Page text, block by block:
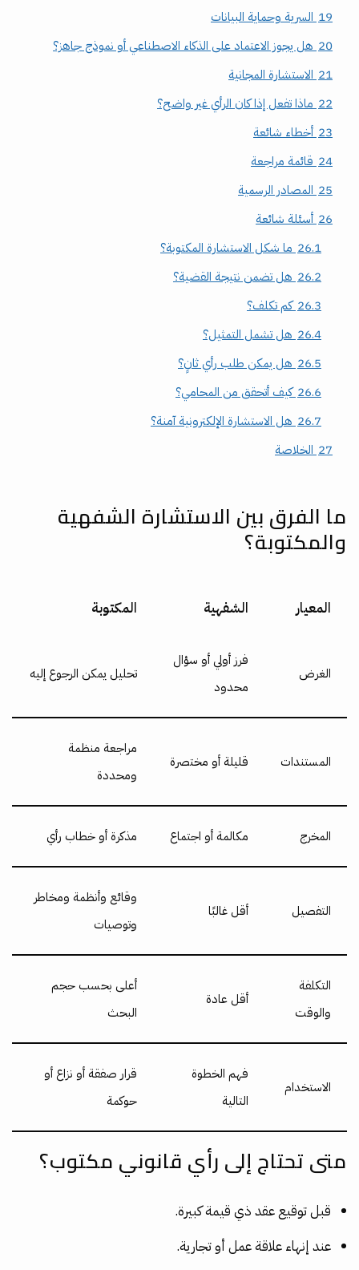
19 السرية وحماية البيانات
20 هل يجوز الاعتماد على الذكاء الاصطناعي أو نموذج جاهز؟
21 الاستشارة المجانية
22 ماذا تفعل إذا كان الرأي غير واضح؟
23 أخطاء شائعة
24 قائمة مراجعة
25 المصادر الرسمية
26 أسئلة شائعة
26.1 ما شكل الاستشارة المكتوبة؟
26.2 هل تضمن نتيجة القضية؟
26.3 كم تكلف؟
26.4 هل تشمل التمثيل؟
26.5 هل يمكن طلب رأي ثانٍ؟
26.6 كيف أتحقق من المحامي؟
26.7 هل الاستشارة الإلكترونية آمنة؟
27 الخلاصة
ما الفرق بين الاستشارة الشفهية
والمكتوبة؟
المعيار الشفهية المكتوبة
الغرض
فرز أولي أو سؤال
محدود
تحليل يمكن الرجوع إليه
المستندات قليلة أو مختصرة
مراجعة منظمة
ومحددة
المخرج مكالمة أو اجتماع مذكرة أو خطاب رأي
التفصيل أقل غالبًا
وقائع وأنظمة ومخاطر
وتوصيات
التكلفة
والوقت
أقل عادة
أعلى بحسب حجم
البحث
الاستخدام
فهم الخطوة
التالية
قرار صفقة أو نزاع أو
حوكمة
متى تحتاج إلى رأي قانوني مكتوب؟
قبل توقيع عقد ذي قيمة كبيرة.
عند إنهاء علاقة عمل أو تجارية.